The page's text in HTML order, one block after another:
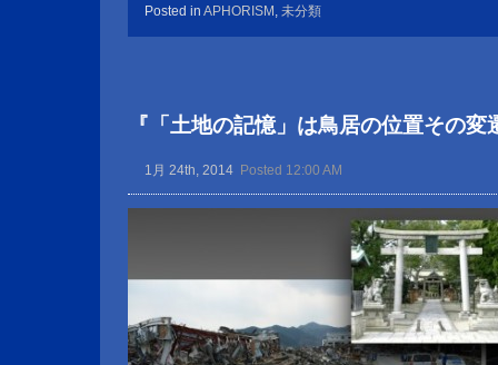
Posted in APHORISM 未分類
『「土地の記憶」は鳥居の位置その変
1月 24th, 2014 Posted 12:00 AM